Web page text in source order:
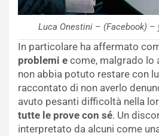
Luca Onestini – (Facebook)
In particolare ha affermato
problemi e come, malgrado lo
non abbia potuto restare con
raccontato di non averlo
avuto pesanti difficoltà nella
tutte le prove con sé. Un
interpretato da alcuni come